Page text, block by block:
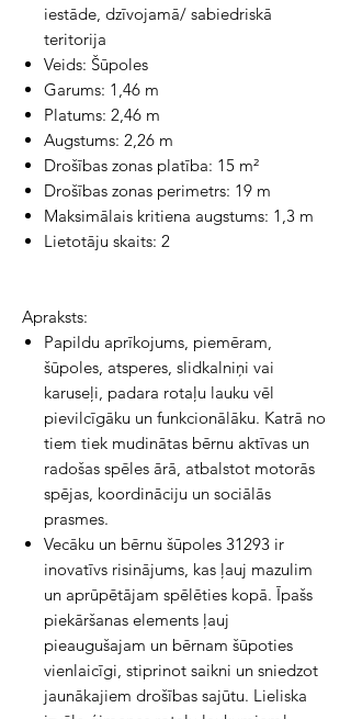
iestāde, dzīvojamā/ sabiedriskā
teritorija
Veids: Šūpoles
Garums: 1,46 m
Platums: 2,46 m
Augstums: 2,26 m
Drošības zonas platība: 15 m²
Drošības zonas perimetrs: 19 m
Maksimālais kritiena augstums: 1,3 m
Lietotāju skaits: 2
Apraksts:
Papildu aprīkojums, piemēram,
šūpoles, atsperes, slidkalniņi vai
karuseļi, padara rotaļu lauku vēl
pievilcīgāku un funkcionālāku. Katrā no
tiem tiek mudinātas bērnu aktīvas un
radošas spēles ārā, atbalstot motorās
spējas, koordināciju un sociālās
prasmes.
Vecāku un bērnu šūpoles 31293 ir
inovatīvs risinājums, kas ļauj mazulim
un aprūpētājam spēlēties kopā. Īpašs
piekāršanas elements ļauj
pieaugušajam un bērnam šūpoties
vienlaicīgi, stiprinot saikni un sniedzot
jaunākajiem drošības sajūtu. Lieliska